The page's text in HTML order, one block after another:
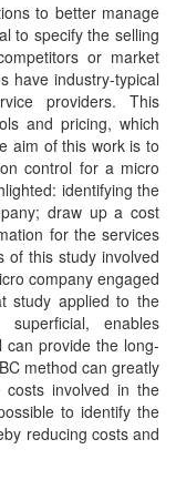
to better manage
to specify the selling
or market
have industry-typical
providers. This
and pricing, which
aim of this work is to
control for a micro
identifying the
draw up a cost
for the services
of this study involved
company engaged
study applied to the
enables
can provide the long-
method can greatly
involved in the
to identify the
reducing costs and